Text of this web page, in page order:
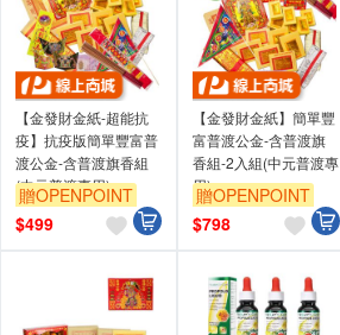
【金發財金紙-超能抗
疫】抗疫版簡單豐富普
渡公金-含普渡旗香組
(中元普渡專用)
贈OPENPOINT
$499
【金發財金紙】簡單豐
富普渡公金-含普渡旗
香組-2入組(中元普渡專
用)
贈OPENPOINT
$798